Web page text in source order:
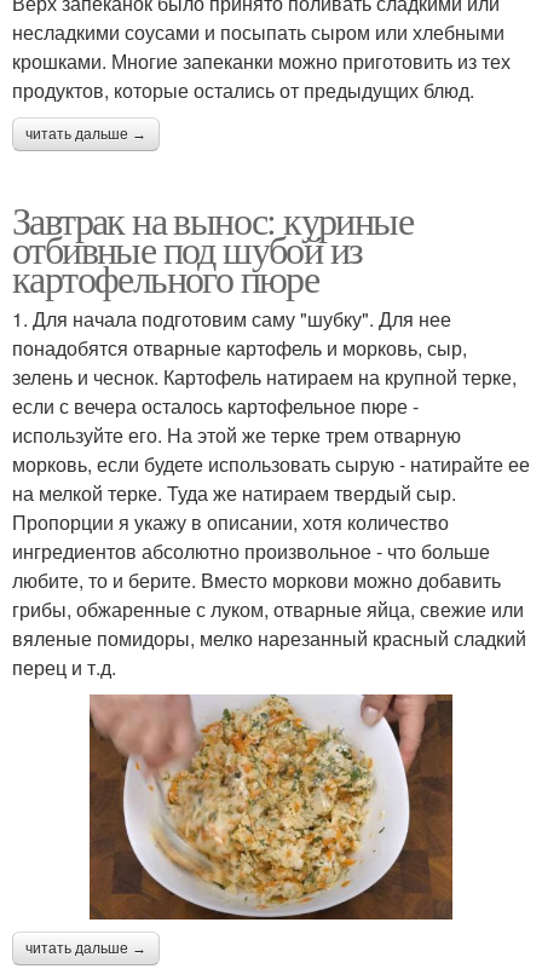
несладкими соусами и посыпать сыром или хлебными
крошками. Многие запеканки можно приготовить из тех
продуктов, которые остались от предыдущих блюд.
читать дальше →
Завтрак на вынос: куриные
отбивные под шубой из
картофельного пюре
1. Для начала подготовим саму "шубку". Для нее
понадобятся отварные картофель и морковь, сыр,
зелень и чеснок. Картофель натираем на крупной терке,
если с вечера осталось картофельное пюре -
используйте его. На этой же терке трем отварную
морковь, если будете использовать сырую - натирайте ее
на мелкой терке. Туда же натираем твердый сыр.
Пропорции я укажу в описании, хотя количество
ингредиентов абсолютно произвольное - что больше
любите, то и берите. Вместо моркови можно добавить
грибы, обжаренные с луком, отварные яйца, свежие или
вяленые помидоры, мелко нарезанный красный сладкий
перец и т.д.
читать дальше →